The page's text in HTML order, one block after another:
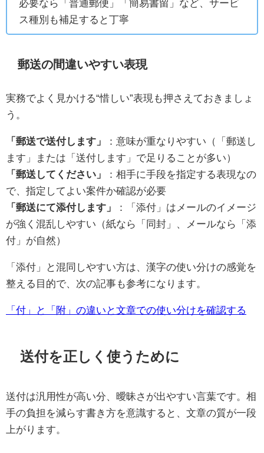
必要なら「普通郵便」「簡易書留」など、サービ
ス種別も補足すると丁寧
郵送の間違いやすい表現
実務でよく見かける“惜しい”表現も押さえておきましょ
う。
「郵送で送付します」
：意味が重なりやすい（「郵送し
ます」または「送付します」で足りることが多い）
「郵送してください」
：相手に手段を指定する表現なの
で、指定してよい案件か確認が必要
「郵送にて添付します」
：「添付」はメールのイメージ
が強く混乱しやすい（紙なら「同封」、メールなら「添
付」が自然）
「添付」と混同しやすい方は、漢字の使い分けの感覚を
整える目的で、次の記事も参考になります。
「付」と「附」の違いと文章での使い分けを確認する
送付を正しく使うために
送付は汎用性が高い分、曖昧さが出やすい言葉です。相
手の負担を減らす書き方を意識すると、文章の質が一段
上がります。